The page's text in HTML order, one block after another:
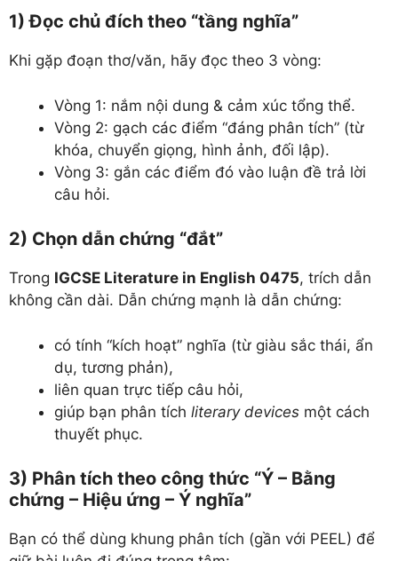
1) Đọc chủ đích theo “tầng nghĩa”
Khi gặp đoạn thơ/văn, hãy đọc theo 3 vòng:
Vòng 1: nắm nội dung & cảm xúc tổng thể.
Vòng 2: gạch các điểm “đáng phân tích” (từ
khóa, chuyển giọng, hình ảnh, đối lập).
Vòng 3: gắn các điểm đó vào luận đề trả lời
câu hỏi.
2) Chọn dẫn chứng “đắt”
Trong IGCSE Literature in English 0475, trích dẫn
không cần dài. Dẫn chứng mạnh là dẫn chứng:
có tính “kích hoạt” nghĩa (từ giàu sắc thái, ẩn
dụ, tương phản),
liên quan trực tiếp câu hỏi,
giúp bạn phân tích literary devices một cách
thuyết phục.
3) Phân tích theo công thức “Ý – Bằng
chứng – Hiệu ứng – Ý nghĩa”
Bạn có thể dùng khung phân tích (gần với PEEL) để